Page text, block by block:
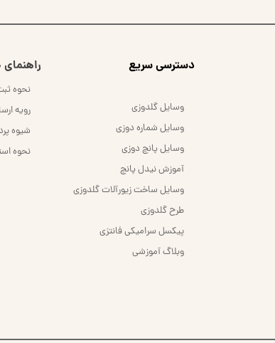
نحوه
رویه
شیوه
نحوه
​دسترسی سریع
وسایل گلدوزی
وسایل شماره دوزی
وسایل پانچ دوزی
آموزش نیدل پانچ
وسایل ساخت زیورآلات گلدوزی
طرح گلدوزی
پیکسل سرامیکی فانتزی
وبلاگ آموزشی